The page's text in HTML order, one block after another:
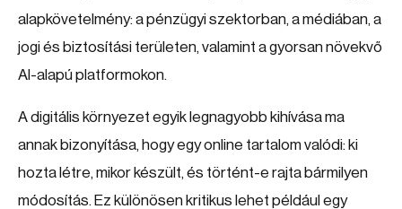
alapkövetelmény: a pénzügyi szektorban, a médiában, a
jogi és biztosítási területen, valamint a gyorsan növekvő
AI-alapú platformokon.
A digitális környezet egyik legnagyobb kihívása ma
annak bizonyítása, hogy egy online tartalom valódi: ki
hozta létre, mikor készült, és történt-e rajta bármilyen
módosítás. Ez különösen kritikus lehet például egy